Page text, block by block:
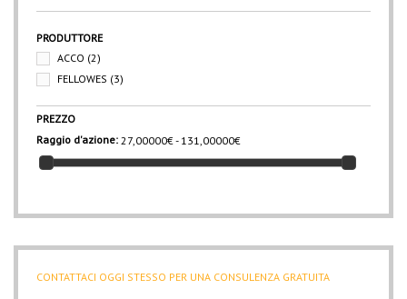
PRODUTTORE
ACCO (2)
FELLOWES (3)
PREZZO
Raggio d'azione: 27,00000€ - 131,00000€
CONTATTACI OGGI STESSO PER UNA CONSULENZA GRATUITA